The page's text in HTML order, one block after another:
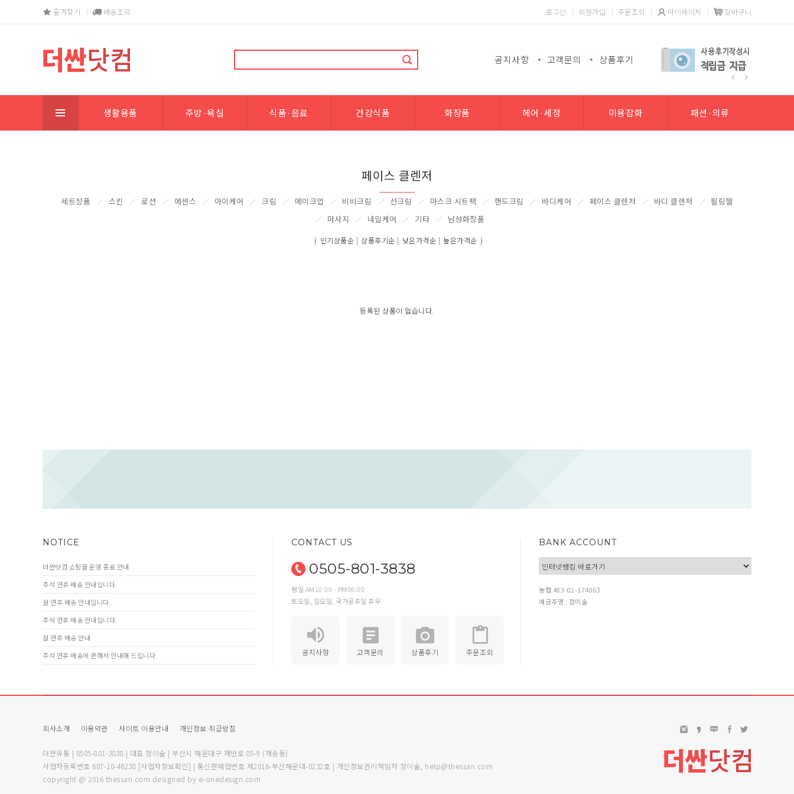
즐겨찾기 배송조회 로그인 회원가입 주문조회 마이페이지 장바구니
공지사항 고객문의 상품후기
생활용품 주방·욕실 식품·음료 건강식품 화장품 헤어·세정 미용잡화 패션·의류
페이스 클렌저
세트상품 스킨 로션 에센스 아이케어 크림 메이크업 비비크림 선크림 마스크 시트팩 핸드크림 바디케어 페이스 클렌저 바디 클렌저
필링젤
마사지
네일케어 기타 남성화장품
( 인기상품순 | 상품후기순 | 낮은가격순 | 높은가격순 )
등록된 상품이 없습니다.
NOTICE
더싼닷컴 쇼핑몰 운영 종료 안내
추석 연휴 배송 안내입니다.
설 연휴 배송 안내입니다.
추석 연휴 배송 안내입니다.
설 연휴 배송 안내
추석 연휴 배송에 관해서 안내해 드립니다.
CONTACT US
0505-801-3838
평일 AM10:00 - PM06:00
토요일, 일요일, 국가공휴일 휴무
공지사항 고객문의 상품후기 주문조회
BANK ACCOUNT
농협 483-02-174063
예금주명 : 정이술
회사소개 이용약관 사이트 이용안내 개인정보 취급방침
더싼유통 | 0505-801-3838 | 대표 정이술 | 부산시 해운대구 재반로 85-9 (재송동)
사업자등록번호 607-10-46238 [사업자정보확인] | 통신판매업번호 제2016-부산해운대-0232호 | 개인정보관리책임자 정이술, help@thessan.com
copyright @ 2016 thessan.com designed by e-onedesign.com